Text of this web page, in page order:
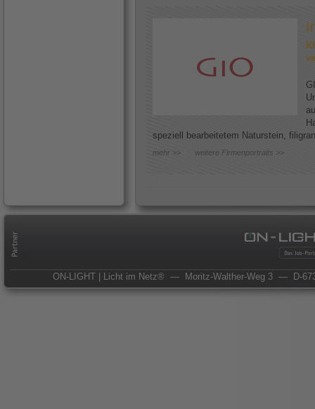
speziell bearbeitetem Naturstein,
mehr >> weitere Firmenportraits >>
ON-LIGHT | Licht im Netz® — Moritz-Walther-Weg 3 — D-